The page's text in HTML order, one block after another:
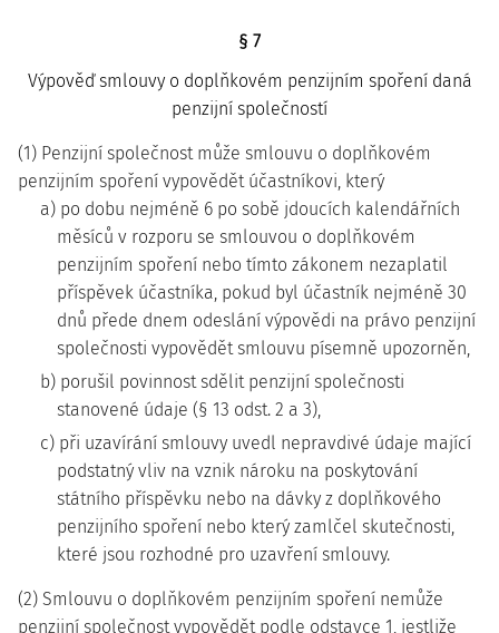
§ 7
Výpověď smlouvy o doplňkovém penzijním spoření daná
penzijní společností
(1) Penzijní společnost může smlouvu o doplňkovém
penzijním spoření vypovědět účastníkovi, který
a) po dobu nejméně 6 po sobě jdoucích kalendářních
měsíců v rozporu se smlouvou o doplňkovém
penzijním spoření nebo tímto zákonem nezaplatil
příspěvek účastníka, pokud byl účastník nejméně 30
dnů přede dnem odeslání výpovědi na právo penzijní
společnosti vypovědět smlouvu písemně upozorněn,
b) porušil povinnost sdělit penzijní společnosti
stanovené údaje (§ 13 odst. 2 a 3),
c) při uzavírání smlouvy uvedl nepravdivé údaje mající
podstatný vliv na vznik nároku na poskytování
státního příspěvku nebo na dávky z doplňkového
penzijního spoření nebo který zamlčel skutečnosti,
které jsou rozhodné pro uzavření smlouvy.
(2) Smlouvu o doplňkovém penzijním spoření nemůže
penzijní společnost vypovědět podle odstavce 1, jestliže